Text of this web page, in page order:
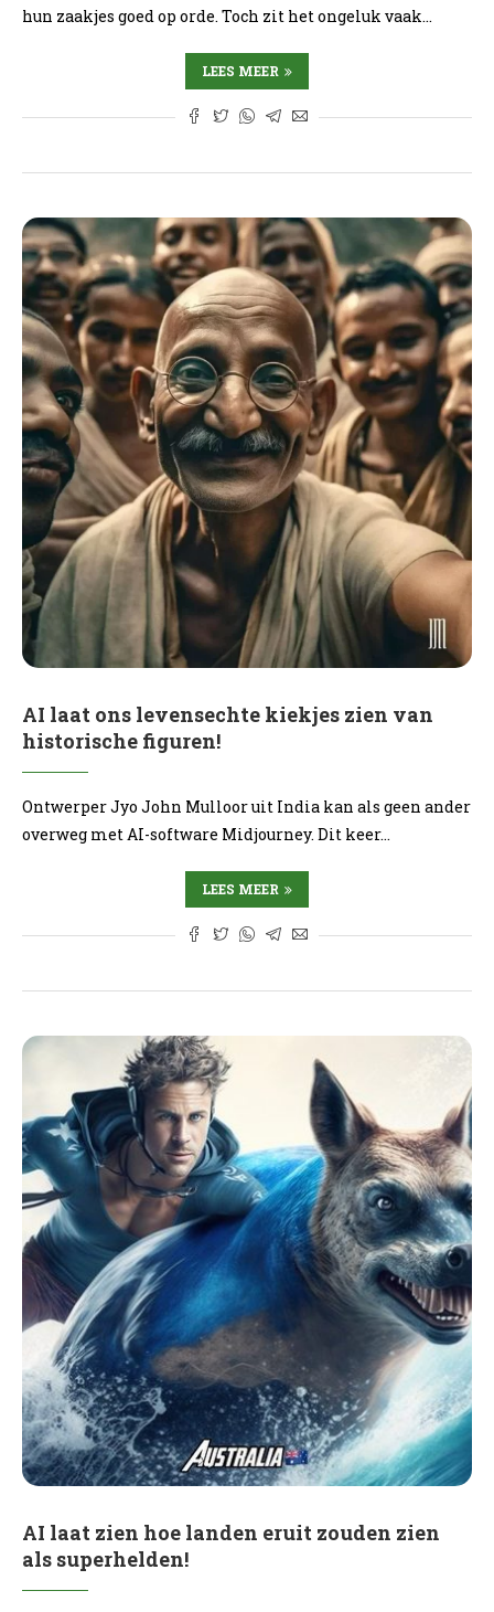
hun zaakjes goed op orde. Toch zit het ongeluk vaak…
LEES MEER
AI laat ons levensechte kiekjes zien van
historische figuren!
Ontwerper Jyo John Mulloor uit India kan als geen ander
overweg met AI-software Midjourney. Dit keer…
LEES MEER
AI laat zien hoe landen eruit zouden zien
als superhelden!